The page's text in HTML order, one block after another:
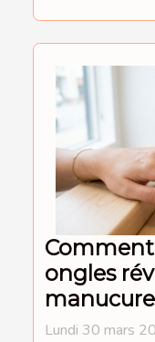
ongles
Lundi 30 mars